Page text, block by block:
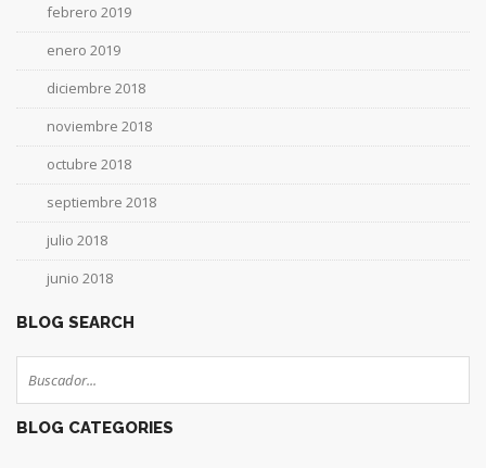
febrero 2019
enero 2019
diciembre 2018
noviembre 2018
octubre 2018
septiembre 2018
julio 2018
junio 2018
BLOG SEARCH
BLOG CATEGORIES